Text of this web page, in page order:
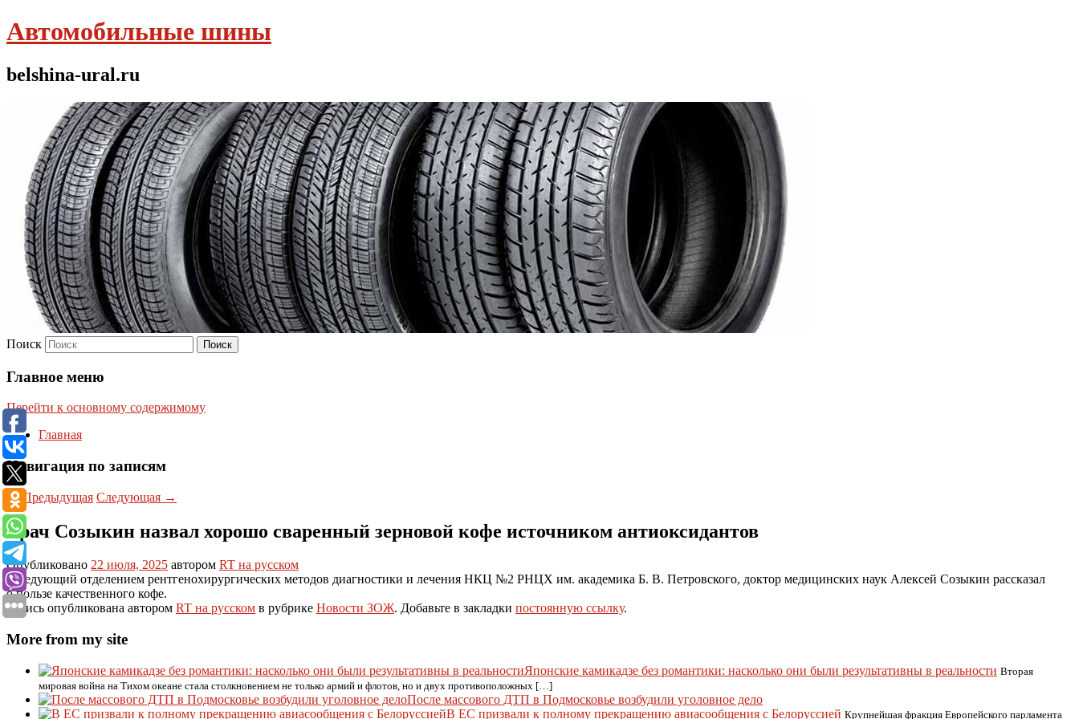
Автомобильные шины
belshina-ural.ru
Поиск
Главное меню
Перейти к основному содержимому
Главная
Навигация по записям
←Предыдущая Следующая →
Врач Созыкин назвал хорошо сваренный зерновой кофе источником антиоксидантов
Опубликовано 22 июля, 2025 автором RT на русском
Заведующий отделением рентгенохирургических методов диагностики и лечения НКЦ №2 РНЦХ им. академика Б. В. Петровского, доктор медицинских наук Алексей Созыкин рассказал
о пользе качественного кофе.
Запись опубликована автором RT на русском в рубрике Новости ЗОЖ. Добавьте в закладки постоянную ссылку.
More from my site
Японские камикадзе без романтики: насколько они были результативны в реальности Вторая
мировая война на Тихом океане стала столкновением не только армий и флотов, но и двух противоположных […]
После массового ДТП в Подмосковье возбудили уголовное дело
В ЕС призвали к полному прекращению авиасообщения с Белоруссией Крупнейшая фракция Европейского парламента